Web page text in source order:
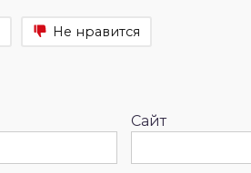
Не нравится
Сайт